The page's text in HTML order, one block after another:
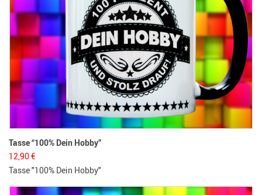
Tasse “100% Dein Hobby”
12,90€
Tasse "100% Dein Hobby"